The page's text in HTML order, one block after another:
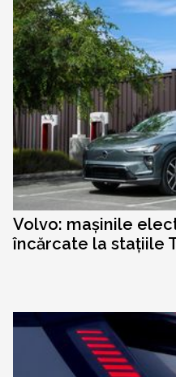
Volvo: mașinile
încărcate la stațiile